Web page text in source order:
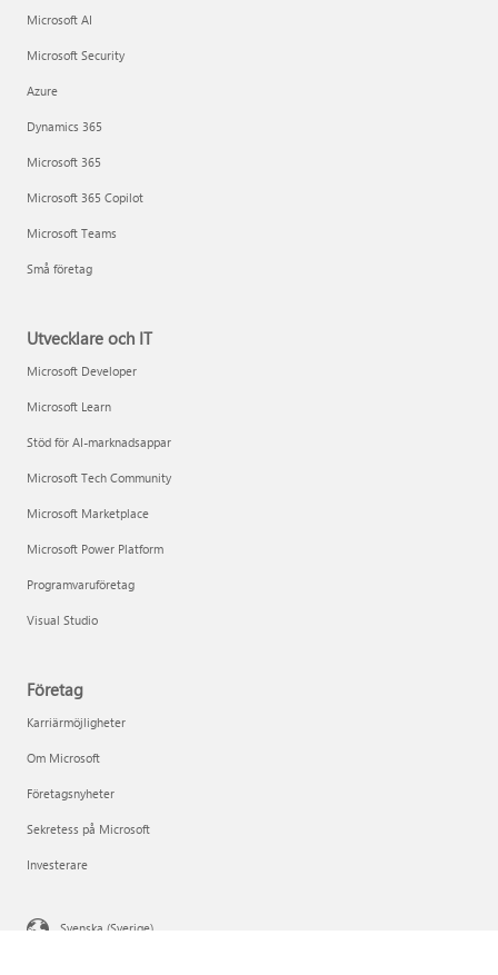
Microsoft AI
Microsoft Security
Azure
Dynamics 365
Microsoft 365
Microsoft 365 Copilot
Microsoft Teams
Små företag
Utvecklare och IT
Microsoft Developer
Microsoft Learn
Stöd för AI-marknadsappar
Microsoft Tech Community
Microsoft Marketplace
Microsoft Power Platform
Programvaruföretag
Visual Studio
Företag
Karriärmöjligheter
Om Microsoft
Företagsnyheter
Sekretess på Microsoft
Investerare
Svenska (Sverige)